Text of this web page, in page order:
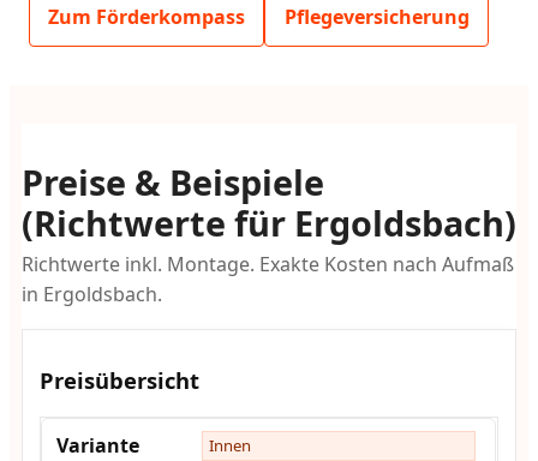
Zum Förderkompass Pflegeversicherung
Preise & Beispiele
(Richtwerte für Ergoldsbach)
Richtwerte inkl. Montage. Exakte Kosten nach Aufmaß
in Ergoldsbach.
Preisübersicht
Innen